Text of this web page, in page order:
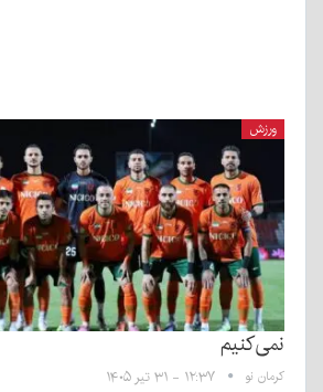
ورزش
نمی‌کنیم
کرمان نو ۱۲:۳۷ - ۳۱ تیر ۱۴۰۵